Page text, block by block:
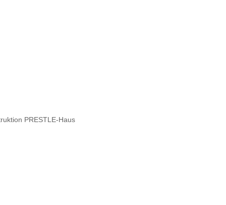
PRESTLE-Haus